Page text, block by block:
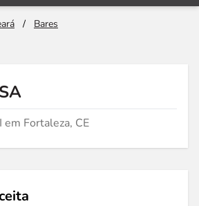
/
Bares
em Fortaleza, CE